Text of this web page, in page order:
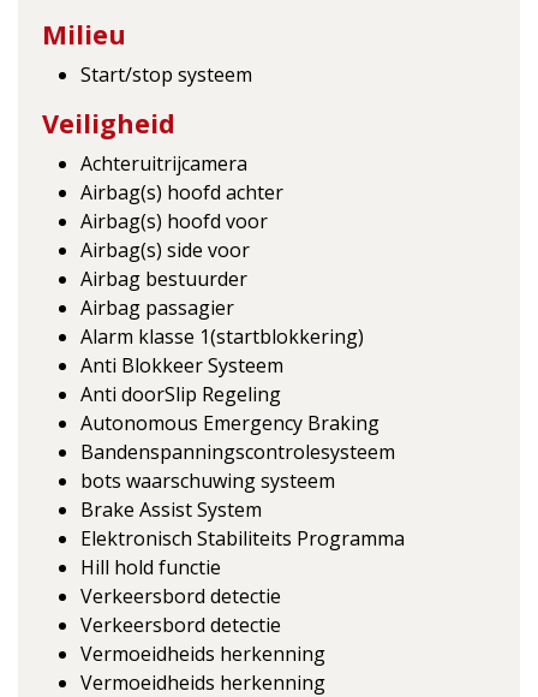
Milieu
Start/stop systeem
Veiligheid
Achteruitrijcamera
Airbag(s) hoofd achter
Airbag(s) hoofd voor
Airbag(s) side voor
Airbag bestuurder
Airbag passagier
Alarm klasse 1(startblokkering)
Anti Blokkeer Systeem
Anti doorSlip Regeling
Autonomous Emergency Braking
Bandenspanningscontrolesysteem
bots waarschuwing systeem
Brake Assist System
Elektronisch Stabiliteits Programma
Hill hold functie
Verkeersbord detectie
Verkeersbord detectie
Vermoeidheids herkenning
Vermoeidheids herkenning